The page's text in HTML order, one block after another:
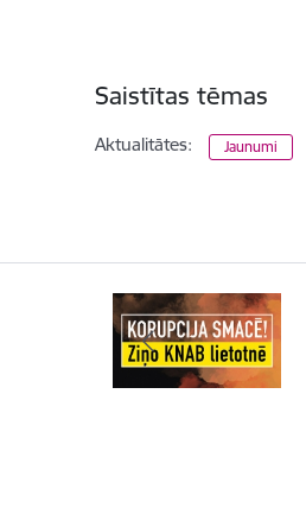
Saistītas tēmas
Aktualitātes: Jaunumi